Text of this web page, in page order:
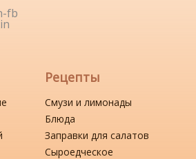
Рецепты
Смузи и лимонады
Блюда
Заправки для салатов
Сыроедческое